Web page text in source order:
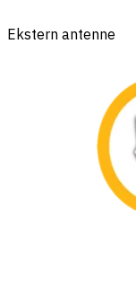
Ekstern antenne